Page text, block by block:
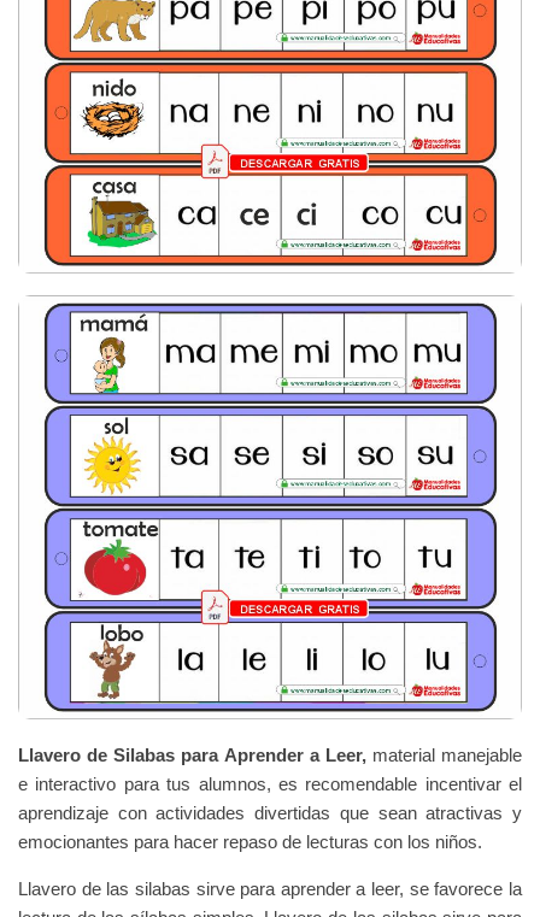
Llavero de Silabas para Aprender a Leer,material manejable
e interactivo para tus alumnos, es recomendable incentivar el
aprendizaje con actividades divertidas que sean atractivas y
emocionantes para hacer repaso de lecturas con los niños.
Llavero de las silabas sirve para aprender a leer, se favorece la